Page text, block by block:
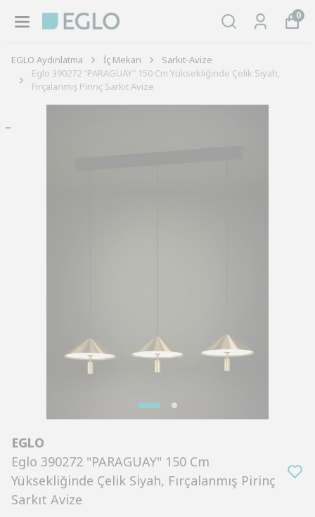
0
EGLO Aydınlatma İç Mekan
Sarkıt-Avize
Eglo 390272 "PARAGUAY" 150 Cm Yüksekliğinde Çelik Siyah,
Fırçalanmış Pirinç Sarkıt Avize
EGLO
Eglo 390272 "PARAGUAY" 150 Cm
Yüksekliğinde Çelik Siyah, Fırçalanmış Pirinç
Sarkıt Avize